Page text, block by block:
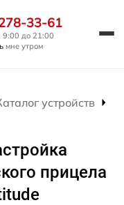
33-61
9:00 до 21:00
мне утром
устройств
прицела